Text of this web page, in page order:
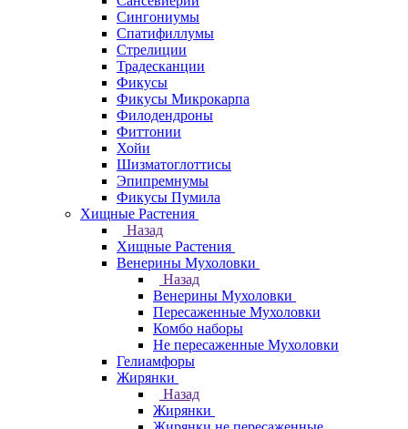
Сингониумы
Спатифиллумы
Стрелиции
Традесканции
Фикусы
Фикусы Микрокарпа
Филодендроны
Фиттонии
Хойи
Шизматоглоттисы
Эпипремнумы
Фикусы Пумила
Хищные Растения
Назад
Хищные Растения
Венерины Мухоловки
Назад
Венерины Мухоловки
Пересаженные Мухоловки
Комбо наборы
Не пересаженные Мухоловки
Гелиамфоры
Жирянки
Назад
Жирянки